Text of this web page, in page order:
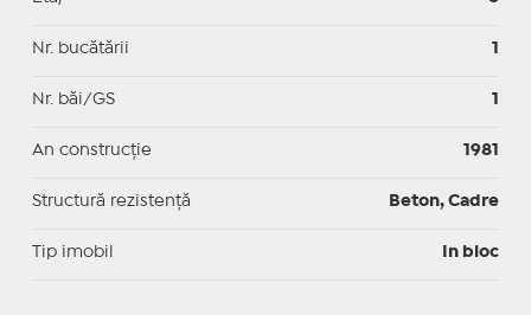
Nr. bucătării 1
Nr. băi/GS 1
An construcție 1981
Structură rezistență Beton, Cadre
Tip imobil In bloc